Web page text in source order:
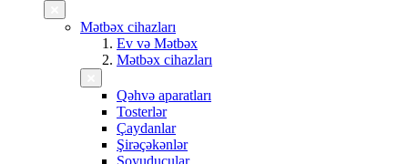
Mətbəx cihazları
Ev və Mətbəx
Mətbəx cihazları
Qəhvə aparatları
Tosterlər
Çaydanlar
Şirəçəkənlər
Soyuducular